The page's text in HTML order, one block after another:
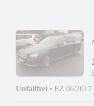
Unfallfrei • EZ 06/2017